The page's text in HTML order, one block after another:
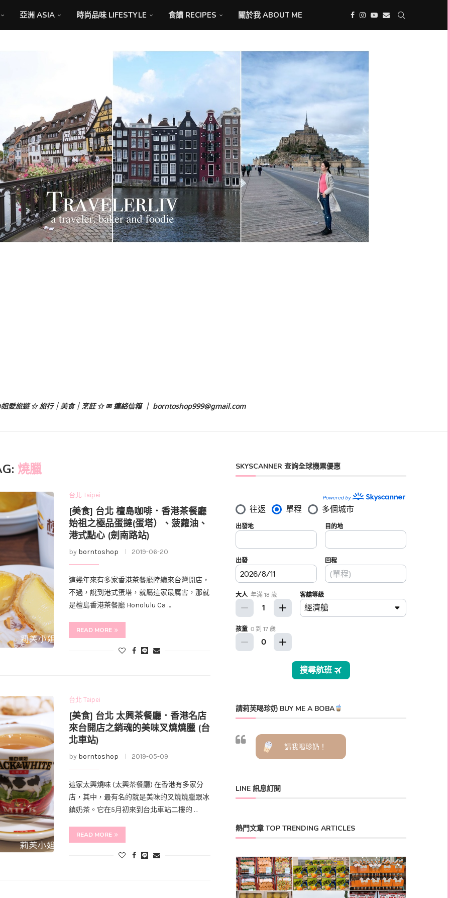
亞洲 ASIA 時尚品味 LIFESTYLE 食譜 RECIPES 關於我 ABOUT ME
愛旅遊 ✩ 旅行｜美食｜烹飪 ✩ ✉ 連絡信箱 ｜ borntoshop999@gmail.com
燒臘
台北 Taipei
[美食] 台北 檀島咖啡．香港茶餐廳
始祖之極品蛋撻(蛋塔）、菠蘿油、
港式點心 (劍南路站)
by borntoshop 2019-06-20
這幾年來有多家香港茶餐廳陸續來台灣開店，
不過，說到港式蛋塔，就屬這家最厲害，那就
是檀島香港茶餐廳 Honolulu Ca …
READ MORE
台北 Taipei
[美食] 台北 太興茶餐廳．香港名店
來台開店之銷魂的美味叉燒燒臘 (台
北車站)
by borntoshop 2019-05-09
這家太興燒味 (太興茶餐廳) 在香港有多家分
店，其中，最有名的就是美味的叉燒燒臘跟冰
鎮奶茶。它在5月初來到台北車站二樓的 …
READ MORE
SKYSCANNER 查詢全球機票優惠
請莉芙喝珍奶 BUY ME A BOBA
請我喝珍奶！
LINE 訊息訂閱
熱門文章 TOP TRENDING ARTICLES